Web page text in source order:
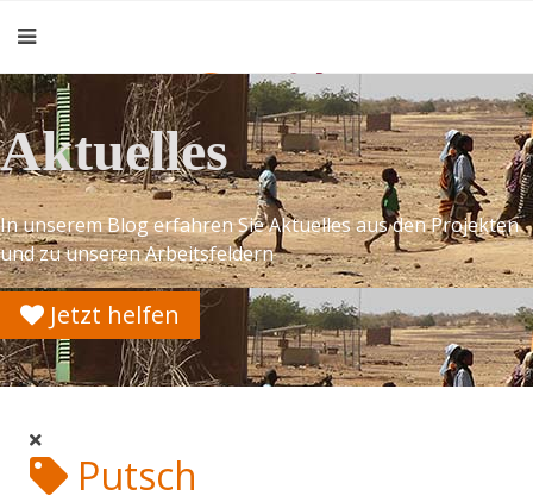
Aktuelles
In unserem Blog erfahren Sie Aktuelles aus den Projekten
und zu unseren Arbeitsfeldern
Jetzt helfen
Putsch